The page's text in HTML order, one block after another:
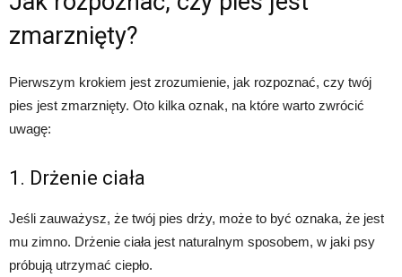
zmarznięty?
Pierwszym krokiem jest zrozumienie, jak rozpoznać, czy twój
pies jest zmarznięty. Oto kilka oznak, na które warto zwrócić
uwagę:
1. Drżenie ciała
Jeśli zauważysz, że twój pies drży, może to być oznaka, że jest
mu zimno. Drżenie ciała jest naturalnym sposobem, w jaki psy
próbują utrzymać ciepło.